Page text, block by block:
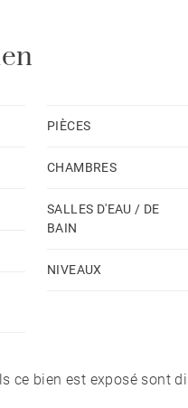
PIÈCES
CHAMBRES
SALLES D'EAU / DE
BAIN
NIVEAUX
ce bien est exposé sont